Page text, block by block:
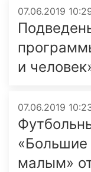
07.06.2019
и
07.06.2019
«Большие
малым»